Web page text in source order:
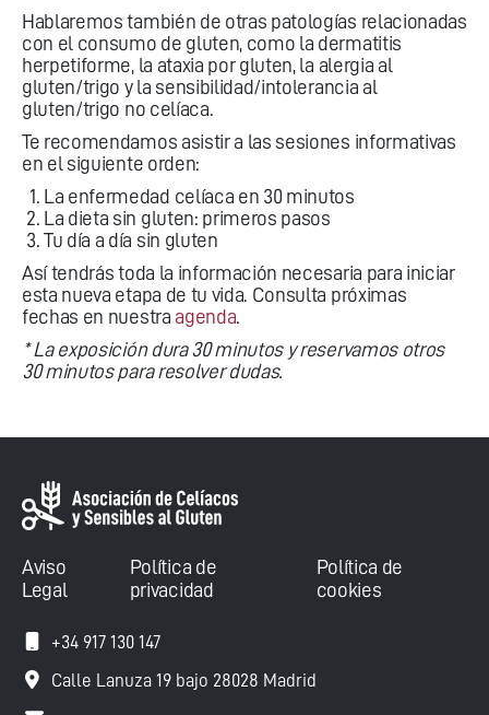
Hablaremos también de otras patologías relacionadas
con el consumo de gluten, como la dermatitis
herpetiforme, la ataxia por gluten, la alergia al
gluten/trigo y la sensibilidad/intolerancia al
gluten/trigo no celíaca.
Te recomendamos asistir a las sesiones informativas
en el siguiente orden:
La enfermedad celíaca en 30 minutos
La dieta sin gluten: primeros pasos
Tu día a día sin gluten
Así tendrás toda la información necesaria para iniciar
esta nueva etapa de tu vida. Consulta próximas
fechas en nuestra agenda.
* La exposición dura 30 minutos y reservamos otros
30 minutos para resolver dudas.
Aviso
Legal
Política de
privacidad
Política de
cookies
+34 917 130 147
Calle Lanuza 19 bajo 28028 Madrid